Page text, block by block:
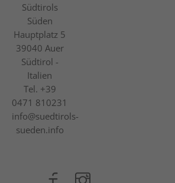
Südtirols
Süden
Hauptplatz 5
39040 Auer
Südtirol -
Italien
Tel. +39
0471 810231
info@suedtirols-
sueden.info